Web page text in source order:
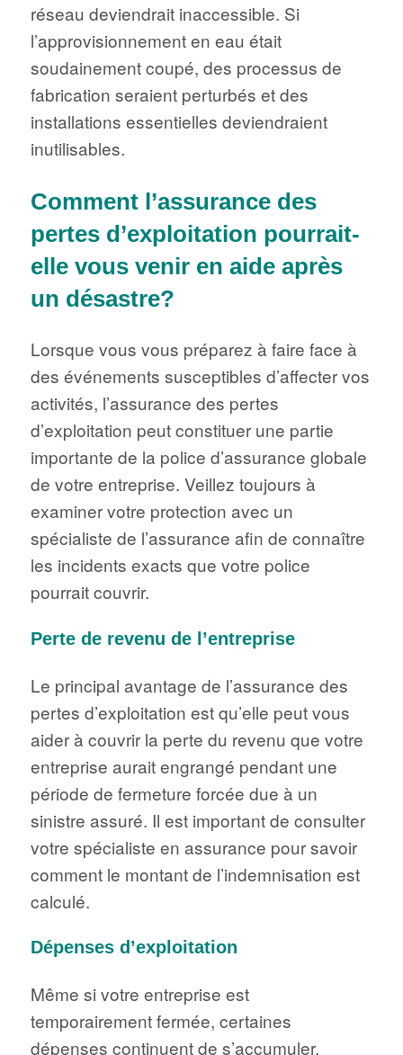
réseau deviendrait inaccessible. Si
l’approvisionnement en eau était
soudainement coupé, des processus de
fabrication seraient perturbés et des
installations essentielles deviendraient
inutilisables.
Comment l’assurance des
pertes d’exploitation pourrait-
elle vous venir en aide après
un désastre?
Lorsque vous vous préparez à faire face à
des événements susceptibles d’affecter vos
activités, l’assurance des pertes
d’exploitation peut constituer une partie
importante de la police d’assurance globale
de votre entreprise. Veillez toujours à
examiner votre protection avec un
spécialiste de l’assurance afin de connaître
les incidents exacts que votre police
pourrait couvrir.
Perte de revenu de l’entreprise
Le principal avantage de l’assurance des
pertes d’exploitation est qu’elle peut vous
aider à couvrir la perte du revenu que votre
entreprise aurait engrangé pendant une
période de fermeture forcée due à un
sinistre assuré. Il est important de consulter
votre spécialiste en assurance pour savoir
comment le montant de l’indemnisation est
calculé.
Dépenses d’exploitation
Même si votre entreprise est
temporairement fermée, certaines
dépenses continuent de s’accumuler.